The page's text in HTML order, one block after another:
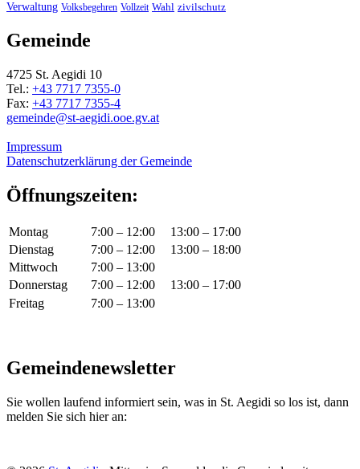
Verwaltung Volksbegehren Vollzeit Wahl zivilschutz
Gemeinde
4725 St. Aegidi 10
Tel.: +43 7717 7355-0
Fax: +43 7717 7355-4
gemeinde@st-aegidi.ooe.gv.at
Impressum
Datenschutzerklärung der Gemeinde
Öffnungszeiten:
Montag 7:00 – 12:00
13:00 – 17:00
Dienstag
7:00 – 12:00
13:00 – 18:00
Mittwoch
7:00 – 13:00
Donnerstag
7:00 – 12:00
13:00 – 17:00
Freitag
7:00 – 13:00
Gemeindenewsletter
Sie wollen laufend informiert sein, was in St. Aegidi so los ist, dann
melden Sie sich hier an: